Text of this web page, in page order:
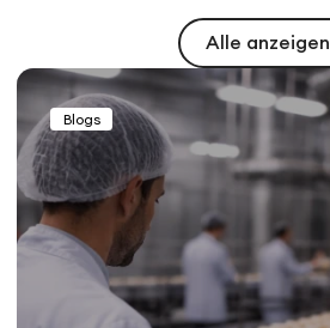
Alle anzeigen
Blogs